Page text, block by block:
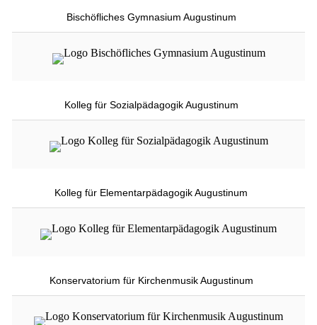
Bischöfliches Gymnasium Augustinum
Kolleg für Sozialpädagogik Augustinum
Kolleg für Elementarpädagogik Augustinum
Konservatorium für Kirchenmusik Augustinum